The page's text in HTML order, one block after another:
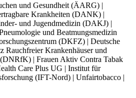
und Gesundheit (ÄARG) |
Krankheiten (DANK) |
und Jugendmedizin (DAKJ) |
und Beatmungsmedizin
(DKFZ) | Deutsche
Rauchfreier Krankenhäuser und
| Frauen Aktiv Contra Tabak
Care Plus UG | Institut für
(IFT-Nord) | Unfairtobacco |